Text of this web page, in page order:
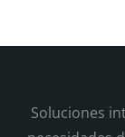
Soluciones